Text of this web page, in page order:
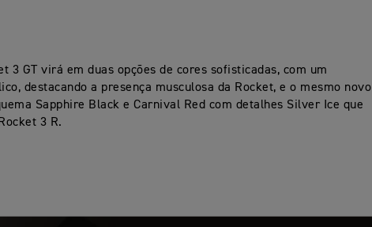
3 GT virá em duas opções de cores sofisticadas, com um
destacando a presença musculosa da Rocket, e o mesmo novo
Sapphire Black e Carnival Red com detalhes Silver Ice que
3 R.